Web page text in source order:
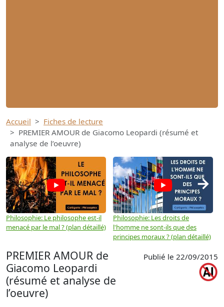
Accueil
Fiches de lecture
PREMIER AMOUR de Giacomo Leopardi (résumé et
analyse de l’oeuvre)
Philosophie: Le philosophe est-il
menacé par le mal ? (plan détaillé)
Philosophie: Les droits de
l'homme ne sont-ils que des
principes moraux ? (plan détaillé)
→
PREMIER AMOUR de
Giacomo Leopardi
(résumé et analyse de
l’oeuvre)
Publié le 22/09/2015